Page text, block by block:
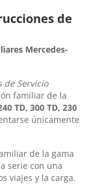
de
Mercedes-
de Servicio
familiar de la
TD, 300 TD, 230
únicamente
de la gama
serie con una
viajes y la carga.